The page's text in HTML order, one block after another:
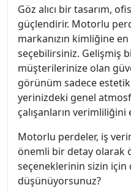
Göz alıcı bir tasarım,
güçlendirir. Motorlu
markanızın kimliğine
seçebilirsiniz. Gelişmiş
müşterilerinize olan
görünüm sadece
yerinizdeki genel
çalışanların verimliliğini
Motorlu perdeler, iş
önemli bir detay olarak
seçeneklerinin sizin
düşünüyorsunuz?